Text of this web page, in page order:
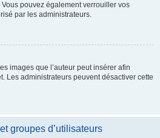
pouvez également verrouiller vos
par les administrateurs.
images que l’auteur peut insérer afin
Les administrateurs peuvent désactiver cette
groupes d’utilisateurs